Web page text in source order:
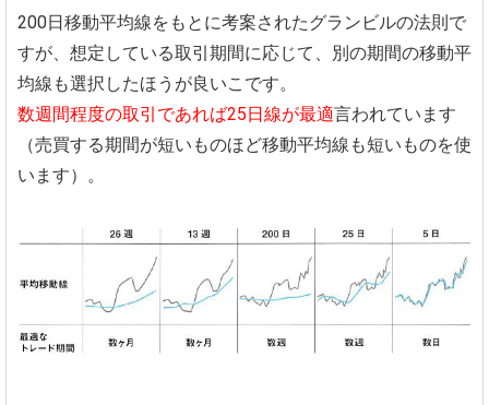
200日移動平均線をもとに考案されたグランビルの法則で
すが、想定している取引期間に応じて、別の期間の移動平
均線も選択したほうが良いこです。
数週間程度の取引であれば25日線が最適言われています
（売買する期間が短いものほど移動平均線も短いものを使
います）。